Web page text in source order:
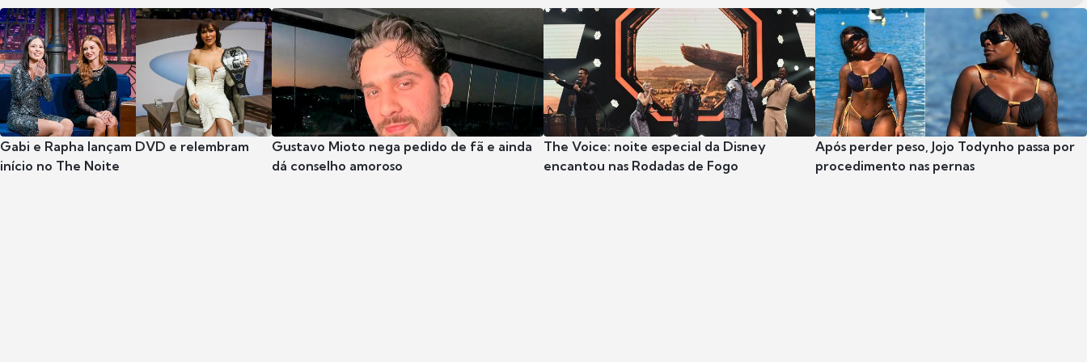
Gabi e Rapha lançam DVD e relembram
início no The Noite
Gustavo Mioto nega pedido de fã e ainda
dá conselho amoroso
The Voice: noite especial da Disney
encantou nas Rodadas de Fogo
Após perder peso, Jojo Todynho passa por
procedimento nas pernas